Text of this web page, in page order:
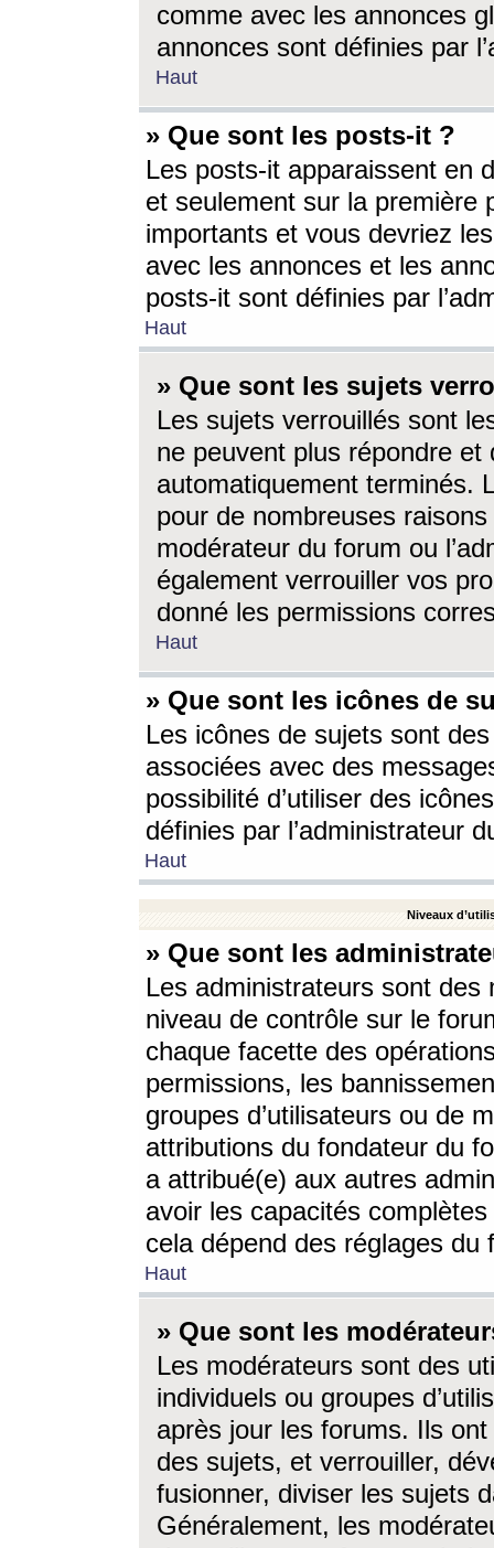
comme avec les annonces
annonces sont définies par
Haut
» Que sont les posts-it ?
Les posts-it apparaissent en
et seulement sur la première
importants et vous devriez
avec les annonces et les
posts-it sont définies par
Haut
» Que sont les sujets
Les sujets verrouillés sont
ne peuvent plus répondre
automatiquement terminés.
pour de nombreuses
modérateur du forum ou
également verrouiller vos
donné les permissions
Haut
» Que sont les icônes de
Les icônes de sujets sont
associées avec des
possibilité d’utiliser des
définies par l’administrateur
Haut
Niveaux
» Que sont les
Les administrateurs sont
niveau de contrôle sur le
chaque facette des
permissions, les
groupes d’utilisateurs ou de
attributions du fondateur du
a attribué(e) aux autres
avoir les capacités
cela dépend des réglages du
Haut
» Que sont les
Les modérateurs sont des
individuels ou groupes
après jour les forums. Ils ont
des sujets, et verrouiller,
fusionner, diviser les sujets
Généralement, les